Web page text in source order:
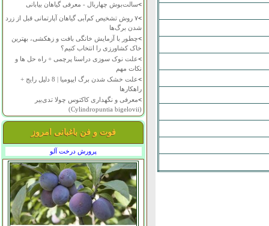
>سالت‌بوش چهاربال - معرفی گیاهان بیابانی
>
۷ روش تشخیص کم‌آبی گیاهان آپارتمانی قبل از زرد
شدن برگ‌ها
>چطور با آزمایش خانگی بافت و زهکشی، بهترین
خاک کشاورزی را انتخاب کنیم؟
>علت نوک سوزی دراسنا پرچمی + راه حل ها و
نکات مهم
>
علت خشک شدن برگ ایپومیا | 8 دلیل رایج +
راهکارها
>معرفی و نگهداری کاکتوس چولا تدی‌بیر
(Cylindropuntia bigelovii)
فوت و فن باغبانی امروز
پرورش درخت آلو